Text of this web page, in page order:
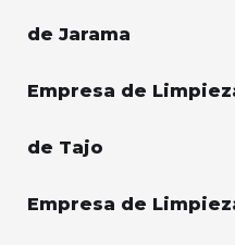
de Jarama
Empresa de
de Tajo
Empresa de